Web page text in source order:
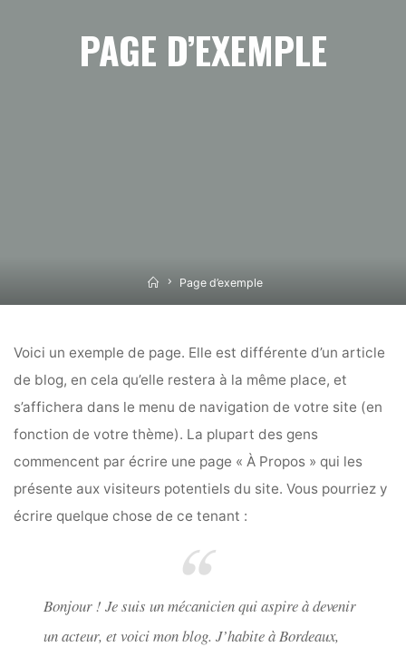
PAGE D’EXEMPLE
HomePage d’exemple
Voici un exemple de page. Elle est différente d’un article
de blog, en cela qu’elle restera à la même place, et
s’affichera dans le menu de navigation de votre site (en
fonction de votre thème). La plupart des gens
commencent par écrire une page « À Propos » qui les
présente aux visiteurs potentiels du site. Vous pourriez y
écrire quelque chose de ce tenant :
Bonjour ! Je suis un mécanicien qui aspire à devenir
un acteur, et voici mon blog. J’habite à Bordeaux,